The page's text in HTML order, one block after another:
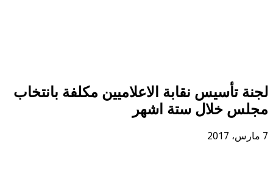
لجنة تأسيس نقابة الاعلاميين مكلفة بانتخاب
مجلس خلال ستة اشهر
7 مارس، 2017